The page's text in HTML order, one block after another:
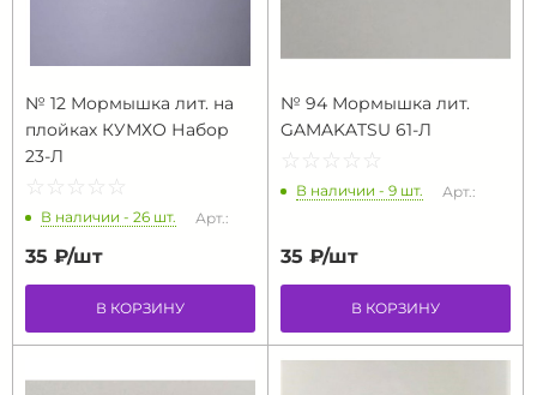
№ 12 Мормышка лит. на
плойках КУМХО Набор
23-Л
☆ ☆ ☆ ☆ ☆
★ ★ ★ ★ ★
В наличии - 26 шт. Арт.:
35 ₽/шт
В КОРЗИНУ
№ 94 Мормышка лит.
GAMAKATSU 61-Л
☆ ☆ ☆ ☆ ☆
★ ★ ★ ★ ★
В наличии - 9 шт. Арт.:
35 ₽/шт
В КОРЗИНУ